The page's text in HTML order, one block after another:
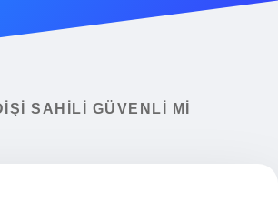
SAHILI GÜVENLI MI